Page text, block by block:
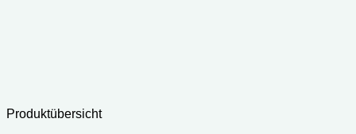
Produktübersicht